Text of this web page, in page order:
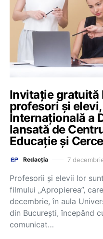
Invitație gratuită
profesori și
Internațională a
lansată de
Educație și
Redacția 7
Profesorii și elevii lor
filmului „Apropierea”,
decembrie, în aula
din București, începând
comunicat…